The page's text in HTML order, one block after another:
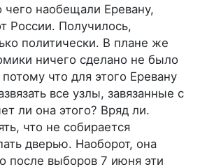
чего наобещали Еревану,
России. Получилось,
политически. В плане же
ничего сделано не было
что для этого Еревану
все узлы, завязанные с
ли она этого? Вряд ли.
что не собирается
дверью. Наоборот, она
после выборов 7 июня эти